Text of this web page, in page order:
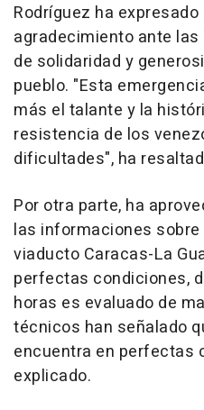
Rodríguez ha
agradecimiento ante
de solidaridad y
pueblo. "Esta
más el talante y la
resistencia de los
dificultades", ha
Por otra parte, ha
las informaciones
viaducto Caracas-La
perfectas condiciones,
horas es evaluado de
técnicos han señalado
encuentra en perfectas
explicado.